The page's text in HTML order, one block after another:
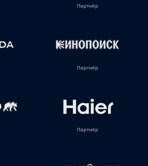
Партнёр
Партнёр
Партнёр